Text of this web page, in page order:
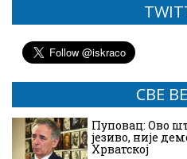
СВЕ
Пуповац: Ово
језиво, није
Хрватској